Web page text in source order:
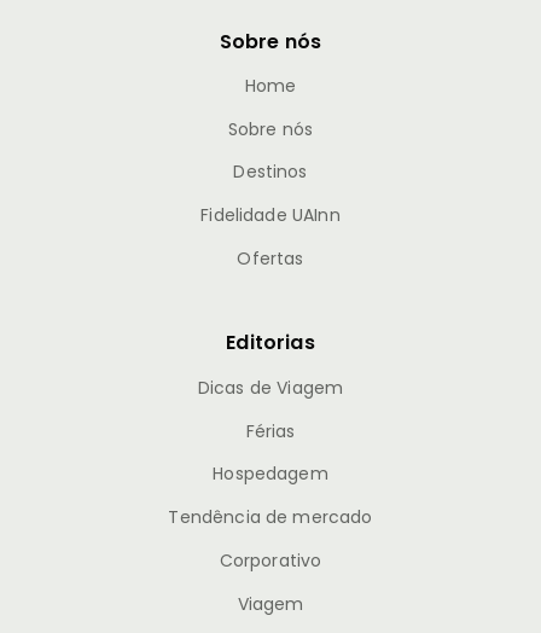
Sobre nós
Home
Sobre nós
Destinos
Fidelidade UAInn
Ofertas
Editorias
Dicas de Viagem
Férias
Hospedagem
Tendência de mercado
Corporativo
Viagem